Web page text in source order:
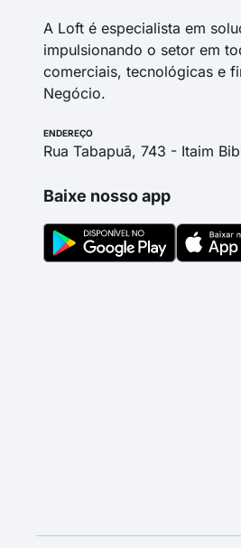
A Loft é especialista em
impulsionando o setor em
comerciais, tecnológicas e
Negócio.
ENDEREÇO
Rua Tabapuã, 743 - Itaim
Baixe nosso app